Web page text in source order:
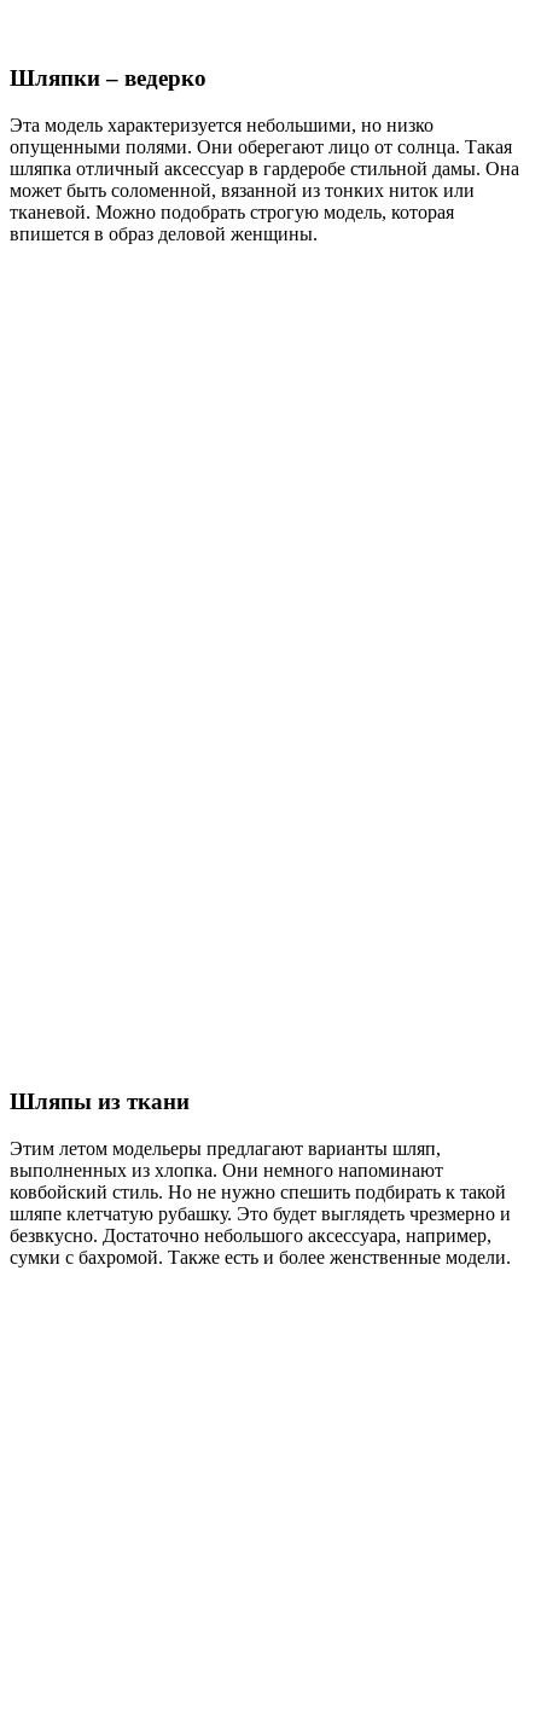
Шляпки – ведерко
Эта модель характеризуется небольшими, но низко
опущенными полями. Они оберегают лицо от солнца. Такая
шляпка отличный аксессуар в гардеробе стильной дамы. Она
может быть соломенной, вязанной из тонких ниток или
тканевой. Можно подобрать строгую модель, которая
впишется в образ деловой женщины.
Шляпы из ткани
Этим летом модельеры предлагают варианты шляп,
выполненных из хлопка. Они немного напоминают
ковбойский стиль. Но не нужно спешить подбирать к такой
шляпе клетчатую рубашку. Это будет выглядеть чрезмерно и
безвкусно. Достаточно небольшого аксессуара, например,
сумки с бахромой. Также есть и более женственные модели.